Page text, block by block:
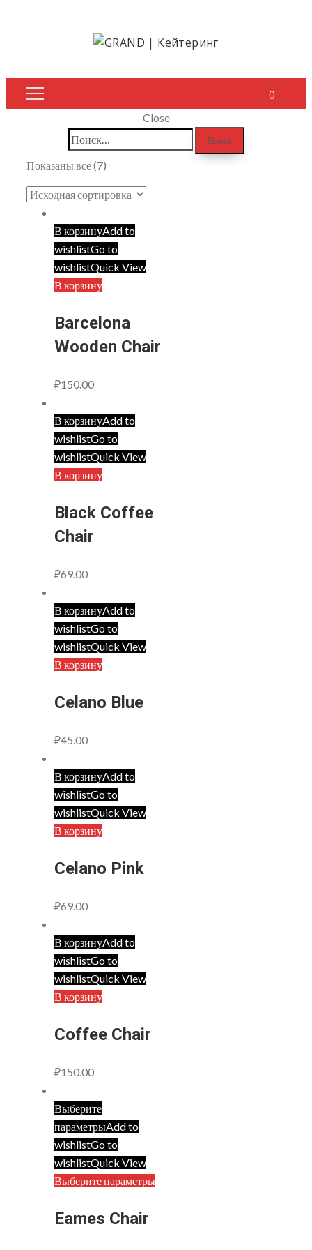
0
Close
Найти:
Chair
Home
Chair
Показаны все (7)
В корзинуAdd to
wishlistGo to
wishlistQuick View
В корзину
Barcelona
Wooden Chair
₽150.00
В корзинуAdd to
wishlistGo to
wishlistQuick View
В корзину
Black Coffee
Chair
₽69.00
В корзинуAdd to
wishlistGo to
wishlistQuick View
В корзину
Celano Blue
₽45.00
В корзинуAdd to
wishlistGo to
wishlistQuick View
В корзину
Celano Pink
₽69.00
В корзинуAdd to
wishlistGo to
wishlistQuick View
В корзину
Coffee Chair
₽150.00
Выберите
параметрыAdd to
wishlistGo to
wishlistQuick View
Выберите параметры
Eames Chair